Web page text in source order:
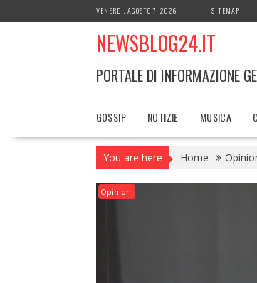
to
VENERDÌ, AGOSTO 7, 2026 SITEMAP
NEWSBLOG24.IT
PORTALE DI INFORMAZIONE
GOSSIP NOTIZIE MUSICA
You are here Home
Opinioni